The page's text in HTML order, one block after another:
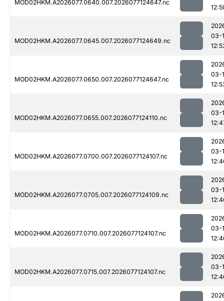
MOD02HKM.A2026077.0640.007.2026077124647.nc
MOD02HKM.A2026077.0645.007.2026077124649.nc
03-
MOD02HKM.A2026077.0650.007.2026077124647.nc
03-
MOD02HKM.A2026077.0655.007.2026077124110.nc
03-
MOD02HKM.A2026077.0700.007.2026077124107.nc
03-
MOD02HKM.A2026077.0705.007.2026077124109.nc
03-
MOD02HKM.A2026077.0710.007.2026077124107.nc
03-
MOD02HKM.A2026077.0715.007.2026077124107.nc
03-